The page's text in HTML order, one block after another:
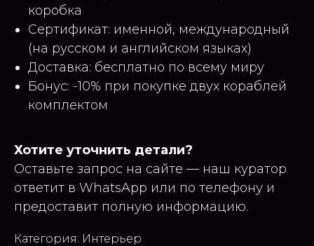
коробка
Сертификат: именной, международный
(на русском и английском языках)
Доставка: бесплатно по всему миру
Бонус: -10% при покупке двух кораблей
комплектом
Хотите уточнить детали?
Оставьте запрос на сайте — наш куратор
ответит в WhatsApp или по телефону и
предоставит полную информацию.
Категория: Интерьер